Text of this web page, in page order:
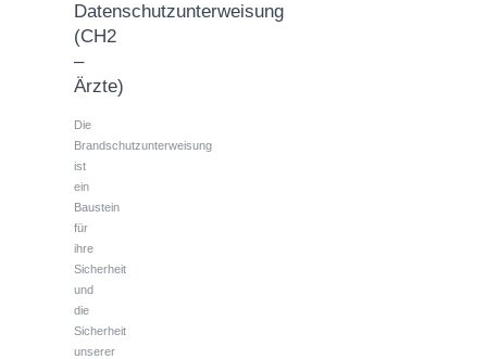
Datenschutzunterweisung
(CH2
–
Ärzte)
Die
Brandschutzunterweisung
ist
ein
Baustein
für
ihre
Sicherheit
und
die
Sicherheit
unserer